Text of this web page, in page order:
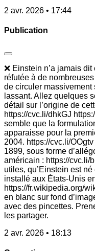
2 avr. 2026 • 17:44
Publication
❌ Einstein n’a jamais
réfutée à de
de circuler massivement
lassant. Allez quelques
détail sur l’origine de
https://cvc.li/dhkGJ
semble que la
apparaisse pour la
2004. https://cvc.li/
1899, sous forme
américain : https://cvc.li/
utiles, qu’Einstein est
installé aux États-Unis
https://fr.wikipedia.org/
en blanc sur fond
avec des pincettes.
les partager.
2 avr. 2026 • 18:13